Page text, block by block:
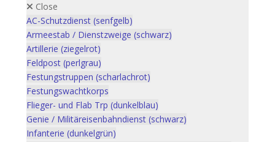
Close
AC-Schutzdienst (senfgelb)
Armeestab / Dienstzweige (schwarz)
Artillerie (ziegelrot)
Feldpost (perlgrau)
Festungstruppen (scharlachrot)
Festungswachtkorps
Flieger- und Flab Trp (dunkelblau)
Genie / Militäreisenbahndienst (schwarz)
Infanterie (dunkelgrün)